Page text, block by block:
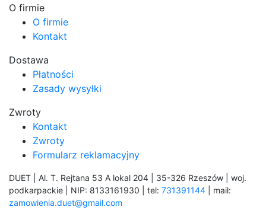
O firmie
O firmie
Kontakt
Dostawa
Płatności
Zasady wysyłki
Zwroty
Kontakt
Zwroty
Formularz reklamacyjny
DUET | Al. T. Rejtana 53 A lokal 204 | 35-326 Rzeszów | woj.
podkarpackie | NIP: 8133161930 | tel: 731391144 | mail:
zamowienia.duet@gmail.com